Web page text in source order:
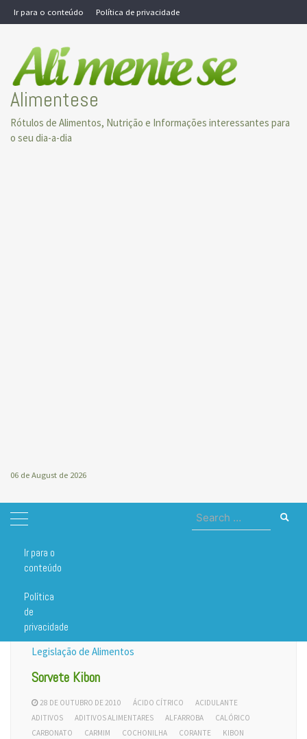
Skip
to
Ir para o conteúdo Política de privacidade
Alimentese
Rótulos de Alimentos, Nutrição e Informações interessantes para
o seu dia-a-dia
06 de August de 2026
Ir para o
conteúdo
Política
de
privacidade
Search
for:
Home kibon
kibon
Legislação de Alimentos
Sorvete Kibon
28 DE OUTUBRO DE 2010 ÁCIDO CÍTRICO
ACIDULANTE
ADITIVOS
ADITIVOS ALIMENTARES ALFARROBA
CALÓRICO
CARBONATO
CARMIM COCHONILHA CORANTE
KIBON